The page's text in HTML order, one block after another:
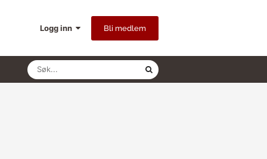
Logg inn Bli medlem